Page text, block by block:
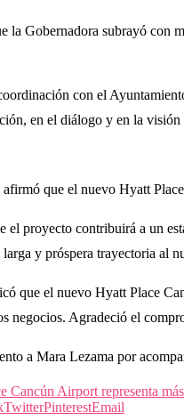
la Gobernadora subrayó con
con el
en el diálogo y en la
que el nuevo Hyatt
el proyecto contribuirá a un
y próspera trayectoria al
que el nuevo Hyatt Place
negocios. Agradeció el
a Mara Lezama por
Cancún Airport representa
TwitterPinterestEmail